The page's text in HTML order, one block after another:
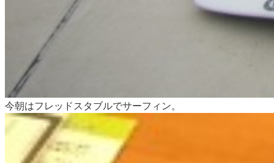
今朝はフレッドスタブルでサーフィン。